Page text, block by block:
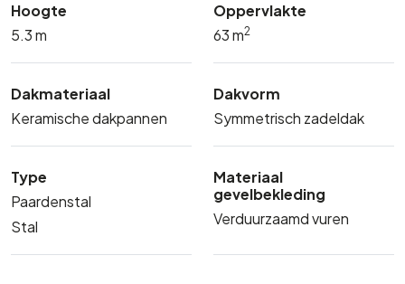
Hoogte
5.3 m
Oppervlakte
63 m2
Dakmateriaal
Keramische dakpannen
Dakvorm
Symmetrisch zadeldak
Type
Paardenstal
Stal
Materiaal
gevelbekleding
Verduurzaamd vuren